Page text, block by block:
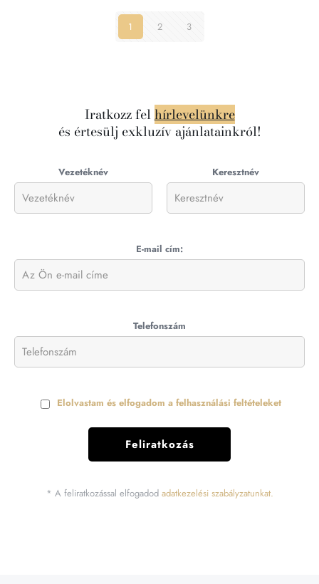
1 2 3
Iratkozz felhírlevelünkre
és értesülj exkluzív ajánlatainkról!
Vezetéknév Keresztnév
E-mail cím:
Telefonszám
Elolvastam és elfogadom a felhasználási feltételeket
* A feliratkozással elfogadod adatkezelési szabályzatunkat.